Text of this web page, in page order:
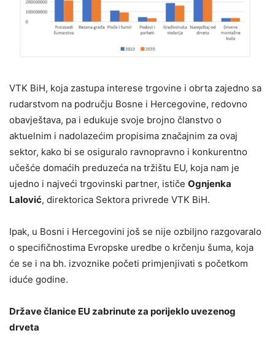
VTK BiH, koja zastupa interese trgovine i obrta zajedno sa
rudarstvom na području Bosne i Hercegovine, redovno
obavještava, pa i edukuje svoje brojno članstvo o
aktuelnim i nadolazećim propisima značajnim za ovaj
sektor, kako bi se osiguralo ravnopravno i konkurentno
učešće domaćih preduzeća na tržištu EU, koja nam je
ujedno i najveći trgovinski partner, ističe Ognjenka
Lalović, direktorica Sektora privrede VTK BiH.
Ipak, u Bosni i Hercegovini još se nije ozbiljno razgovaralo
o specifičnostima Evropske uredbe o krčenju šuma, koja
će se i na bh. izvoznike početi primjenjivati s početkom
iduće godine.
Države članice EU zabrinute za porijeklo uvezenog
drveta